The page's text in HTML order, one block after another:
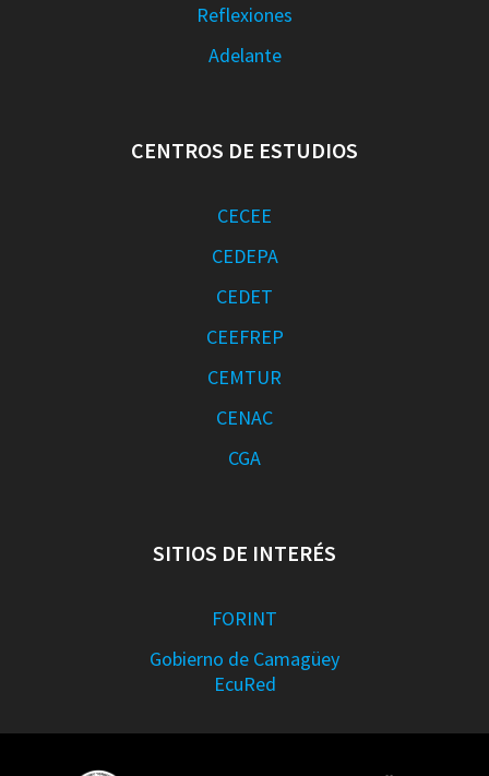
Reflexiones
Adelante
CENTROS DE ESTUDIOS
CECEE
CEDEPA
CEDET
CEEFREP
CEMTUR
CENAC
CGA
SITIOS DE INTERÉS
FORINT
Gobierno de Camagüey
EcuRed